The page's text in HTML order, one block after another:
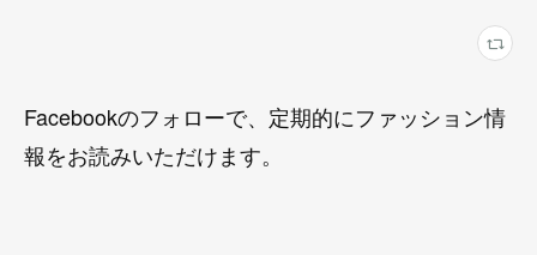
Facebookのフォローで、定期的にファッション情
報をお読みいただけます。